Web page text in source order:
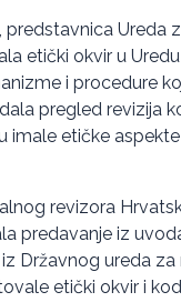
predstavnica Ureda
etički okvir u
i procedure
pregled revizija
imale etičke
revizora
predavanje iz
Državnog ureda za
etički okvir i